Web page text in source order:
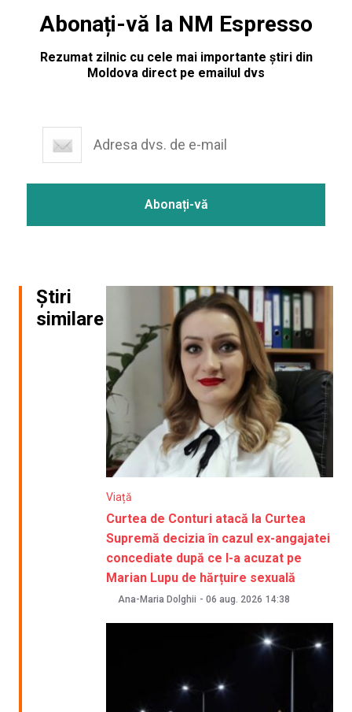
Abonați-vă la NM Espresso
Rezumat zilnic cu cele mai importante știri din
Moldova direct pe emailul dvs
Știri
similare
Viață
Curtea de Conturi atacă la Curtea
Supremă decizia în cazul ex-angajatei
concediate după ce l-a acuzat pe
Marian Lupu de hărțuire sexuală
Ana-Maria Dolghii - 06 aug. 2026 14:38